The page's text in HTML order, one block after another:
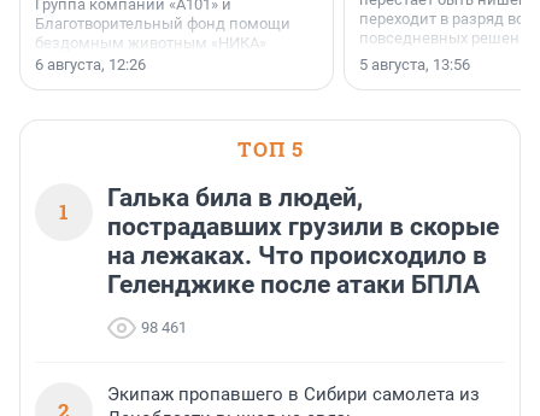
Группа компаний «А101» и
Благотворительный фонд помощи
бездомным животным «НИКА»
заключили соглашение о
6 августа, 12:26
переходит в разряд
повседневных
5 августа, 13:56
ТОП 5
1
Галька била в людей,
пострадавших грузили в скорые
на лежаках. Что происходило в
Геленджике после атаки БПЛА
98 461
Экипаж пропавшего в Сибири самолета из